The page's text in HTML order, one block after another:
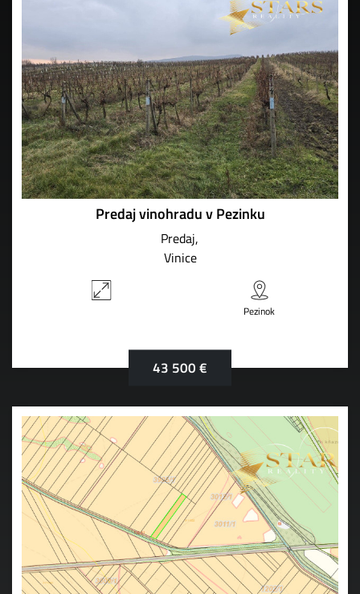
Predaj vinohradu v Pezinku
Predaj
Vinice
Pezinok
43 500 €